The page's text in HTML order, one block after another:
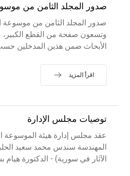
صدور المجلد الثامن من
صدور المجلد الثامن من موسوعة
وتسعون صفحة من القطع الكبير،
الأبحاث ضمن هذين المدخلين حسب
اقرأ المزيد
توصيات مجلس الإدارة
المهندسة سندس محمد سعيد
الآثار في سورية) - الدكتورة